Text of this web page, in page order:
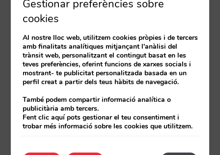
Gestionar preferències sobre
cookies
Al nostre lloc web, utilitzem cookies pròpies i de tercers
amb finalitats analítiques mitjançant l'anàlisi del
trànsit web, personalitzant el contingut basat en les
teves preferències, oferint funcions de xarxes socials i
mostrant- te publicitat personalitzada basada en un
perfil creat a partir dels teus hàbits de navegació.
També podem compartir informació analítica o
publicitària amb tercers.
Fent clic aquí pots gestionar el teu consentiment i
trobar més informació sobre les cookies que utilitzem.